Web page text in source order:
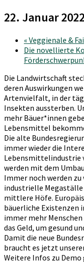
22. Januar
« Veggienale &
Die novellierte
Die Landwirtschaft
deren Auswirkungen
Artenvielfalt, in der
Insekten aussterben.
mehr Bäuer*innen
Lebensmittel
Die alte
immer wieder die
Lebensmittelindustrie
werden mit dem
Immer noch werden
industrielle Megaställe
mittlere Höfe.
bäuerliche Existenzen
immer mehr
das Geld, um gesund
Damit die neue
braucht es jetzt
Weitere Infos zu Demo